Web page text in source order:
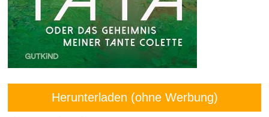
Herunterladen (ohne Werbung)